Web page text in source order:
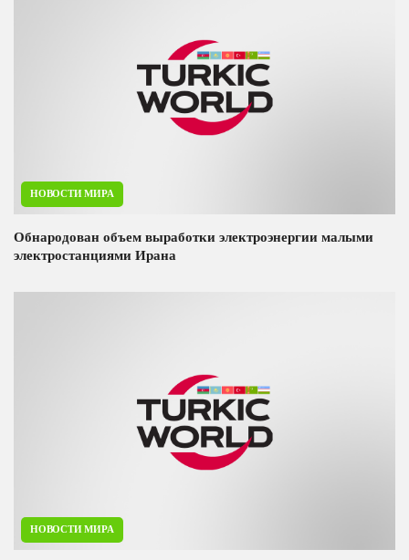
НОВОСТИ МИРА
Обнародован объем выработки электроэнергии малыми
электростанциями Ирана
НОВОСТИ МИРА